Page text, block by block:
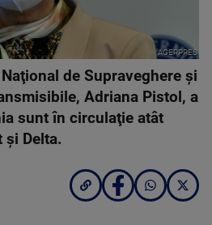
AGERPRES
de Supraveghere şi
Adriana Pistol, a
sunt în circulaţie atât
şi Delta.